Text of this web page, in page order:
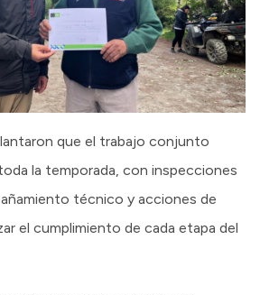
que el trabajo conjunto
la temporada, con inspecciones
técnico y acciones de
el cumplimiento de cada etapa del